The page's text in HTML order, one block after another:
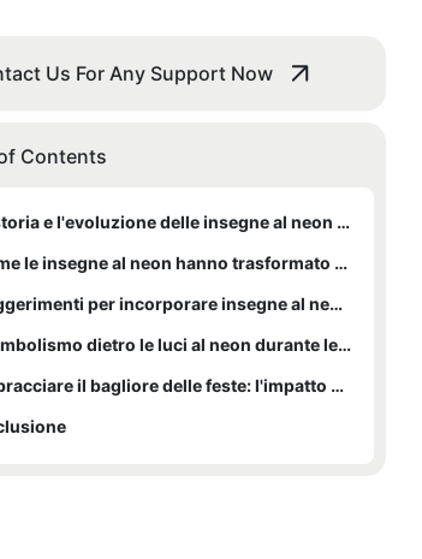
Us For Any Support Now
Contents
- La storia e l'evoluzione delle insegne al neon natalizie
- Come le insegne al neon hanno trasformato le decorazioni natalizie
- Suggerimenti per incorporare insegne al neon nelle tue decorazioni natalizie
- Il simbolismo dietro le luci al neon durante le festività natalizie
- Abbracciare il bagliore delle feste: l'impatto delle insegne al neon natalizie sullo spirito comunitario